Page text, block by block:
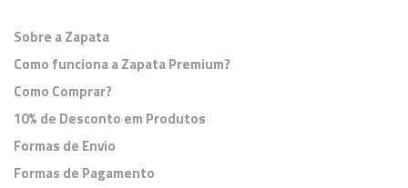
Sobre a Zapata
Como funciona a Zapata Premium?
Como Comprar?
10% de Desconto em Produtos
Formas de Envio
Formas de Pagamento